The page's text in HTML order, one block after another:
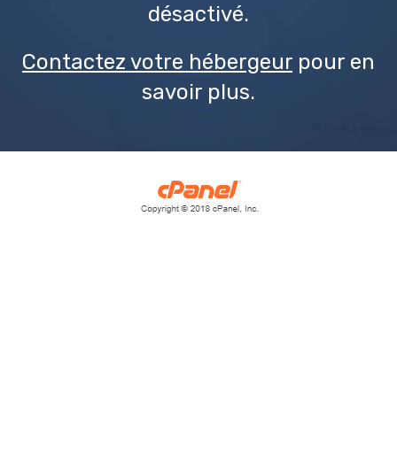
désactivé.
Contactez votre hébergeur pour en
savoir plus.